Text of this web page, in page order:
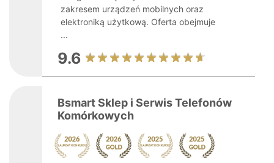
zakresem urządzeń mobilnych oraz
elektroniką użytkową. Oferta obejmuje
...
9.6
Bsmart Sklep i Serwis Telefonów
Komórkowych